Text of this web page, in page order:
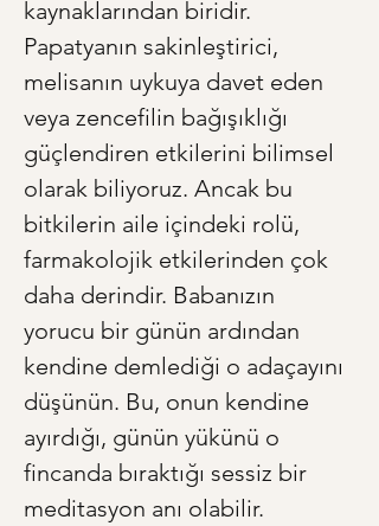
kaynaklarından biridir.
Papatyanın sakinleştirici,
melisanın uykuya davet eden
veya zencefilin bağışıklığı
güçlendiren etkilerini bilimsel
olarak biliyoruz. Ancak bu
bitkilerin aile içindeki rolü,
farmakolojik etkilerinden çok
daha derindir. Babanızın
yorucu bir günün ardından
kendine demlediği o adaçayını
düşünün. Bu, onun kendine
ayırdığı, günün yükünü o
fincanda bıraktığı sessiz bir
meditasyon anı olabilir.